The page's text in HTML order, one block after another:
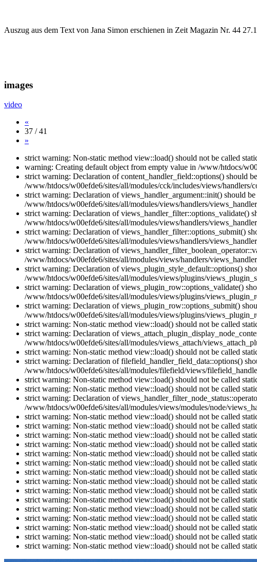
Auszug aus dem Text von Jana Simon erschienen in Zeit Magazin Nr. 44
images
video
«
37 / 41
»
strict warning: Non-static method view::load() should not be called
warning: Creating default object from empty value in /www/htdocs/
strict warning: Declaration of content_handler_field::options() should
/www/htdocs/w00efde6/sites/all/modules/cck/includes/views/handlers/
strict warning: Declaration of views_handler_argument::init() should
/www/htdocs/w00efde6/sites/all/modules/views/handlers/
strict warning: Declaration of views_handler_filter::options_validate()
/www/htdocs/w00efde6/sites/all/modules/views/handlers/
strict warning: Declaration of views_handler_filter::options_submit()
/www/htdocs/w00efde6/sites/all/modules/views/handlers/
strict warning: Declaration of
/www/htdocs/w00efde6/sites/all/modules/views/handlers/
strict warning: Declaration of views_plugin_style_default::options()
/www/htdocs/w00efde6/sites/all/modules/views/plugins/
strict warning: Declaration of views_plugin_row::options_validate()
/www/htdocs/w00efde6/sites/all/modules/views/plugins/
strict warning: Declaration of views_plugin_row::options_submit()
/www/htdocs/w00efde6/sites/all/modules/views/plugins/
strict warning: Non-static method view::load() should not be called
strict warning: Declaration of
/www/htdocs/w00efde6/sites/all/modules/views_attach/
strict warning: Non-static method view::load() should not be called
strict warning: Declaration of filefield_handler_field_data::options()
/www/htdocs/w00efde6/sites/all/modules/filefield/views/
strict warning: Non-static method view::load() should not be called
strict warning: Non-static method view::load() should not be called
strict warning: Declaration of
/www/htdocs/w00efde6/sites/all/modules/views/modules/node/
strict warning: Non-static method view::load() should not be called
strict warning: Non-static method view::load() should not be called
strict warning: Non-static method view::load() should not be called
strict warning: Non-static method view::load() should not be called
strict warning: Non-static method view::load() should not be called
strict warning: Non-static method view::load() should not be called
strict warning: Non-static method view::load() should not be called
strict warning: Non-static method view::load() should not be called
strict warning: Non-static method view::load() should not be called
strict warning: Non-static method view::load() should not be called
strict warning: Non-static method view::load() should not be called
strict warning: Non-static method view::load() should not be called
strict warning: Non-static method view::load() should not be called
strict warning: Non-static method view::load() should not be called
strict warning: Non-static method view::load() should not be called